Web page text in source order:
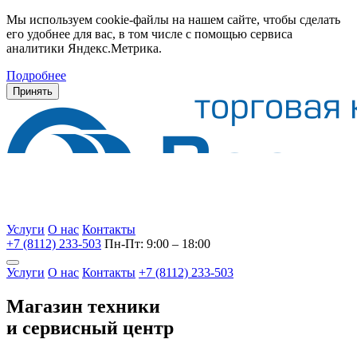
Мы используем cookie-файлы на нашем сайте, чтобы сделать
его удобнее для вас, в том числе с помощью сервиса
аналитики Яндекс.Метрика.
Подробнее
Принять
Услуги О нас Контакты
+7 (8112) 233-503 Пн-Пт: 9:00 – 18:00
Услуги О нас Контакты +7 (8112) 233-503
Магазин техники
и сервисный центр